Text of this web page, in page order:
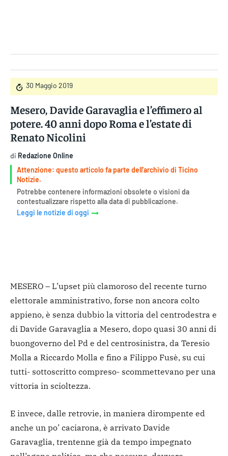
30 Maggio 2019
Mesero, Davide Garavaglia e l’effimero al
potere. 40 anni dopo Roma e l’estate di
Renato Nicolini
di Redazione Online
Attenzione: questo articolo fa parte dell'archivio di Ticino
Notizie.
Potrebbe contenere informazioni obsolete o visioni da
contestualizzare rispetto alla data di pubblicazione.
Leggi le notizie di oggi
MESERO – L’upset più clamoroso del recente turno
elettorale amministrativo, forse non ancora colto
appieno, è senza dubbio la vittoria del centrodestra e
di Davide Garavaglia a Mesero, dopo quasi 30 anni di
buongoverno del Pd e del centrosinistra, da Teresio
Molla a Riccardo Molla e fino a Filippo Fusè, su cui
tutti- sottoscritto compreso- scommettevano per una
vittoria in scioltezza.
E invece, dalle retrovie, in maniera dirompente ed
anche un po’ caciarona, è arrivato Davide
Garavaglia, trentenne già da tempo impegnato